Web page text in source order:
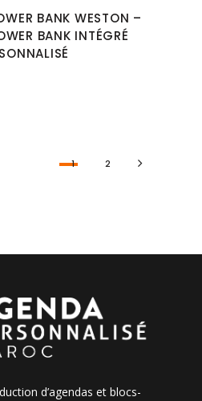
BANK WESTON –
BANK INTÉGRÉ
1 2
d’agendas et blocs-